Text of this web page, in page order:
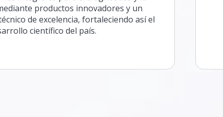
productos innovadores y un
de excelencia, fortaleciendo así el
científico del país.